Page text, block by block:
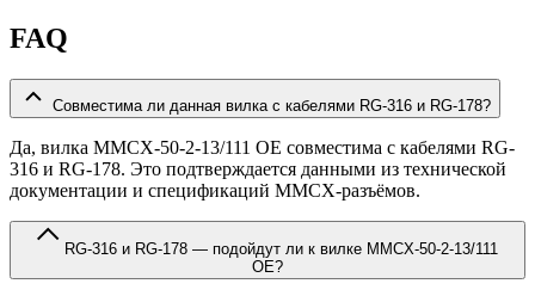
FAQ
Совместима ли данная вилка с кабелями RG-316 и RG-178?
Да, вилка MMCX-50-2-13/111 OE совместима с кабелями RG-
316 и RG-178. Это подтверждается данными из технической
документации и спецификаций MMCX-разъёмов.
OE?